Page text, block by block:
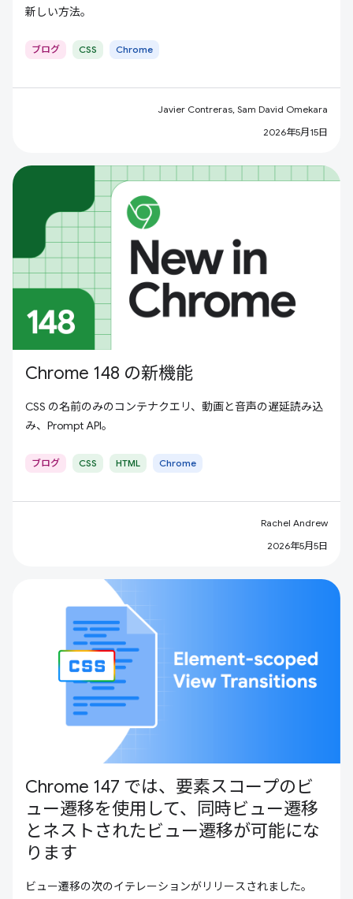
新しい方法。
ブログ CSS Chrome
Javier Contreras, Sam David Omekara
2026年5月15日
Chrome 148 の新機能
CSS の名前のみのコンテナクエリ、動画と音声の遅延読み込
み、Prompt API。
ブログ CSS HTML Chrome
Rachel Andrew
2026年5月5日
Chrome 147 では、要素スコープのビ
ュー遷移を使用して、同時ビュー遷移
とネストされたビュー遷移が可能にな
ります
ビュー遷移の次のイテレーションがリリースされました。